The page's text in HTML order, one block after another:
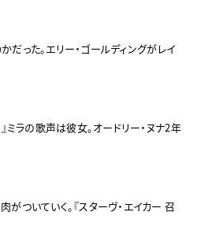
った。エリー・ゴールディングがレイ
ミラの歌声は彼女。オードリー・ヌナ2年
がついていく。『スターヴ・エイカー 召